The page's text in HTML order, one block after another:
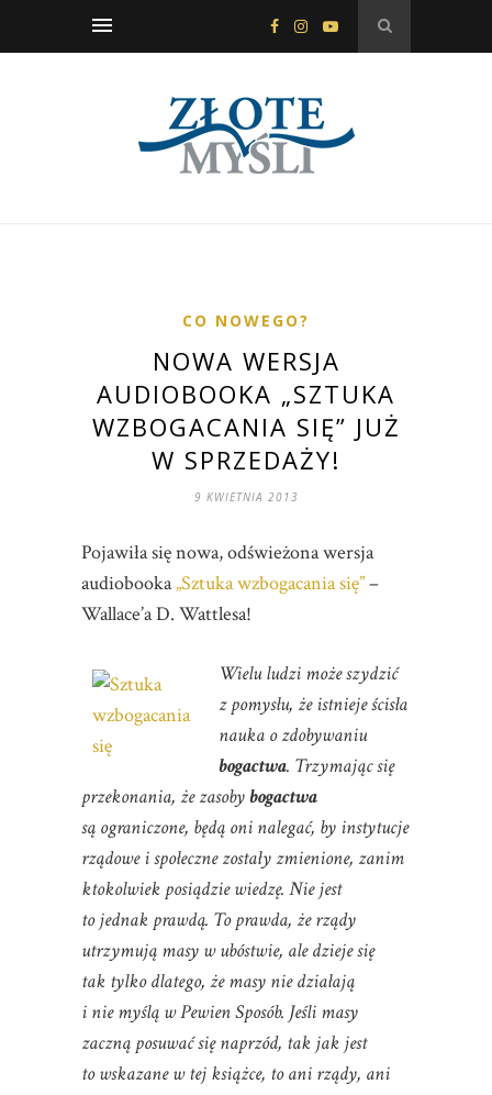
CO NOWEGO?
NOWA WERSJA
AUDIOBOOKA „SZTUKA
WZBOGACANIA SIĘ” JUŻ
W SPRZEDAŻY!
9 KWIETNIA 2013
Pojawiła się nowa, odświeżona wersja
audiobooka„Sztuka wzbogacania się”–
Wallace’a D. Wattlesa!
Wielu ludzi może szydzić
z pomysłu, że istnieje ścisła
nauka o zdobywaniu
bogactwa. Trzymając się
przekonania, że zasobybogactwa
są ograniczone, będą oni nalegać, by instytucje
rządowe i społeczne zostały zmienione, zanim
ktokolwiek posiądzie wiedzę. Nie jest
to jednak prawdą. To prawda, że rządy
utrzymują masy w ubóstwie, ale dzieje się
tak tylko dlatego, że masy nie działają
i nie myślą w Pewien Sposób. Jeśli masy
zaczną posuwać się naprzód, tak jak jest
to wskazane w tej książce, to ani rządy, ani